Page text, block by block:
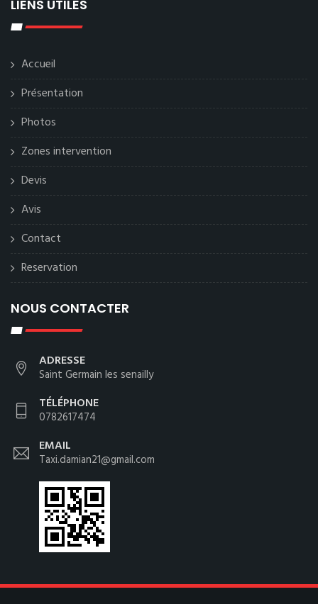
LIENS UTILES
Accueil
Présentation
Photos
Zones intervention
Devis
Avis
Contact
Reservation
NOUS CONTACTER
ADRESSE
Saint Germain les senailly
TÉLÉPHONE
0782617474
EMAIL
Taxi.damian21@gmail.com